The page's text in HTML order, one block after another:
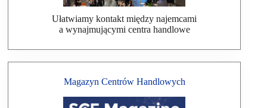
Ułatwiamy kontakt między najemcami
a wynajmującymi centra handlowe
Magazyn Centrów Handlowych